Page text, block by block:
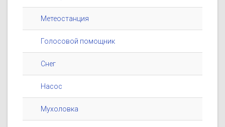
Метеостанция
Голосовой помощник
Снег
Насос
Мухоловка